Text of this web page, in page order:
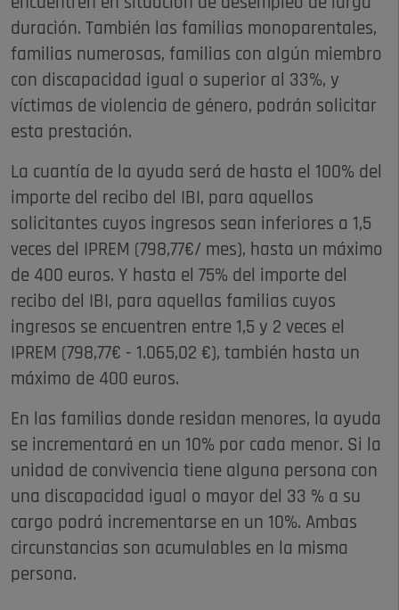
duración. También las familias monoparentales,
familias numerosas, familias con algún miembro
con discapacidad igual o superior al 33%, y
víctimas de violencia de género, podrán solicitar
esta prestación.
La cuantía de la ayuda será de hasta el 100% del
importe del recibo del IBI, para aquellos
solicitantes cuyos ingresos sean inferiores a 1,5
veces del IPREM (798,77€/ mes), hasta un máximo
de 400 euros. Y hasta el 75% del importe del
recibo del IBI, para aquellas familias cuyos
ingresos se encuentren entre 1,5 y 2 veces el
IPREM (798,77€ - 1.065,02 €), también hasta un
máximo de 400 euros.
En las familias donde residan menores, la ayuda
se incrementará en un 10% por cada menor. Si la
unidad de convivencia tiene alguna persona con
una discapacidad igual o mayor del 33 % a su
cargo podrá incrementarse en un 10%. Ambas
circunstancias son acumulables en la misma
persona.